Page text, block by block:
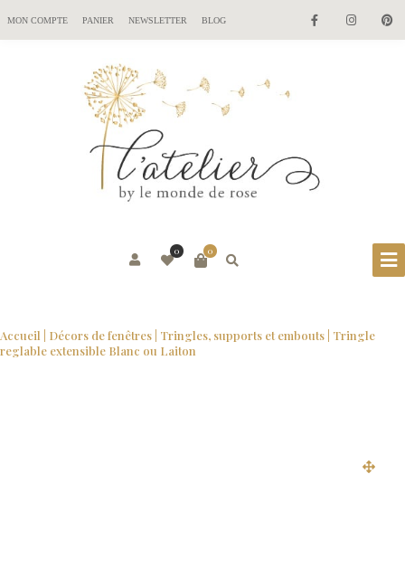
MON COMPTE PANIER NEWSLETTER BLOG
0
0
Accueil Décors de fenêtres Tringles, supports et embouts | Tringle
reglable extensible Blanc ou Laiton